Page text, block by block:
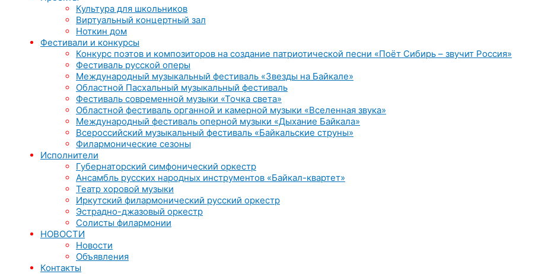
Культура для школьников
Виртуальный концертный зал
Ноткин дом
Фестивали и конкурсы
Конкурс поэтов и композиторов на создание патриотической песни «Поёт Сибирь – звучит Россия»
Фестиваль русской оперы
Международный музыкальный фестиваль «Звезды на Байкале»
Областной Пасхальный музыкальный фестиваль
Фестиваль современной музыки «Точка света»
Областной фестиваль органной и камерной музыки «Вселенная звука»
Международный фестиваль оперной музыки «Дыхание Байкала»
Всероссийский музыкальный фестиваль «Байкальские струны»
Филармонические сезоны
Исполнители
Губернаторский симфонический оркестр
Ансамбль русских народных инструментов «Байкал-квартет»
Театр хоровой музыки
Иркутский филармонический русский оркестр
Эстрадно-джазовый оркестр
Солисты филармонии
НОВОСТИ
Новости
Объявления
Контакты